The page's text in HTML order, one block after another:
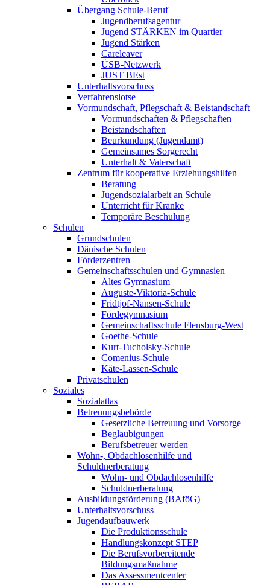
Übergang Schule-Beruf
Jugendberufsagentur
Jugend STÄRKEN im Quartier
Jugend Stärken
Careleaver
ÜSB-Netzwerk
JUST BEst
Unterhaltsvorschuss
Verfahrenslotse
Vormundschaft, Pflegschaft & Beistandschaft
Vormundschaften & Pflegschaften
Beistandschaften
Beurkundung (Jugendamt)
Gemeinsames Sorgerecht
Unterhalt & Vaterschaft
Zentrum für kooperative Erziehungshilfen
Beratung
Jugendsozialarbeit an Schule
Unterricht für Kranke
Temporäre Beschulung
Schulen
Grundschulen
Dänische Schulen
Förderzentren
Gemeinschaftsschulen und Gymnasien
Altes Gymnasium
Auguste-Viktoria-Schule
Fridtjof-Nansen-Schule
Fördegymnasium
Gemeinschaftsschule Flensburg-West
Goethe-Schule
Kurt-Tucholsky-Schule
Comenius-Schule
Käte-Lassen-Schule
Privatschulen
Soziales
Sozialatlas
Betreuungsbehörde
Gesetzliche Betreuung und Vorsorge
Beglaubigungen
Berufsbetreuer werden
Wohn-, Obdachlosenhilfe und
Schuldnerberatung
Wohn- und Obdachlosenhilfe
Schuldnerberatung
Ausbildungsförderung (BAföG)
Unterhaltsvorschuss
Jugendaufbauwerk
Die Produktionsschule
Handlungskonzept STEP
Die Berufsvorbereitende
Bildungsmaßnahme
Das Assessmentcenter